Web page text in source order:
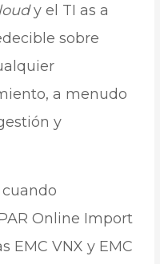
y el TI as a
sobre
a menudo
y
Online Import
VNX y EMC